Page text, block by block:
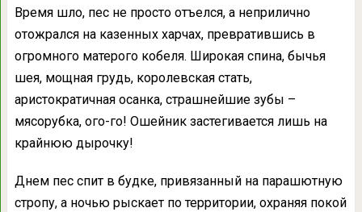
Время шло, пес не просто отъелся, а неприлично
отожрался на казенных харчах, превратившись в
огромного матерого кобеля. Широкая спина, бычья
шея, мощная грудь, королевская стать,
аристократичная осанка, страшнейшие зубы –
мясорубка, ого-го! Ошейник застегивается лишь на
крайнюю дырочку!
Днем пес спит в будке, привязанный на парашютную
стропу, а ночью рыскает по территории, охраняя покой